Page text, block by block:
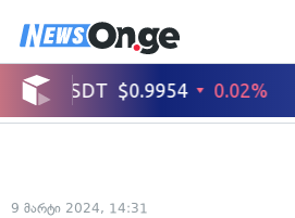
9 მარტი 2024, 14:31